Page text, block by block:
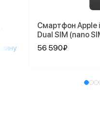
Смартфон Apple
Dual SIM (nano
56 590₽